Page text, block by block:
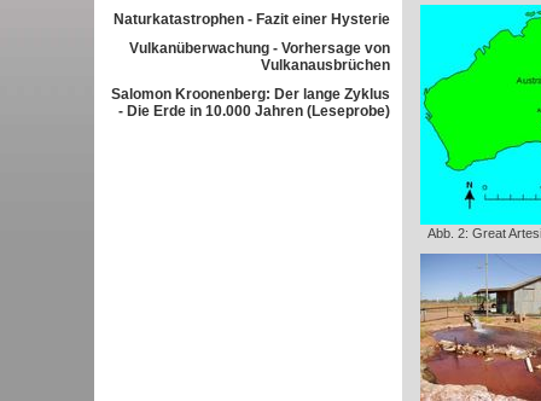
Naturkatastrophen - Fazit einer Hysterie
Vulkanüberwachung - Vorhersage von
Vulkanausbrüchen
Salomon Kroonenberg: Der lange Zyklus
- Die Erde in 10.000 Jahren (Leseprobe)
Abb. 2: Great